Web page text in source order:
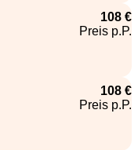
108 €
Preis p.P.
108 €
Preis p.P.